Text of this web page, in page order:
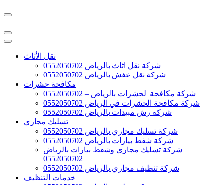
نقل الأثاث
شركة نقل اثاث بالرياض 0552050702
شركة نقل عفش بالرياض 0552050702
مكافحة حشرات
شركة مكافحة الحشرات بالرياض – 0552050702
شركة مكافحة الحشرات في الرياض 0552050702
شركة رش مبيدات بالرياض 0552050702
تسليك مجاري
شركة تسليك مجاري بالرياض 0552050702
شركة شفط بيارات بالرياض 0552050702
شركة تسليك مجارى وشفط بيارات بالرياض
0552050702
شركة تنظيف مجاري بالرياض 0552050702
خدمات التنظيف